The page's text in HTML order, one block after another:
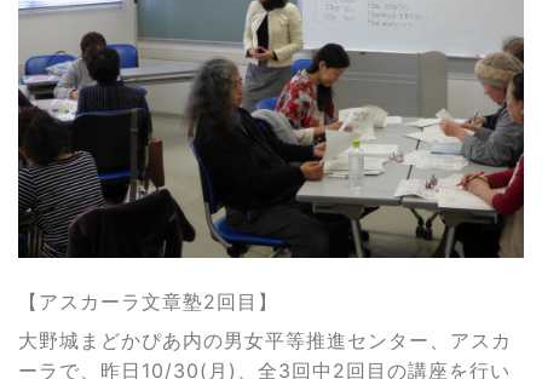
【アスカーラ文章塾2回目】
大野城まどかぴあ内の男女平等推進センター、アスカ
ーラで、昨日10/30(月)、全3回中2回目の講座を行い